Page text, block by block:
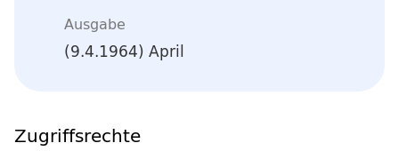
Ausgabe
(9.4.1964) April
Zugriffsrechte